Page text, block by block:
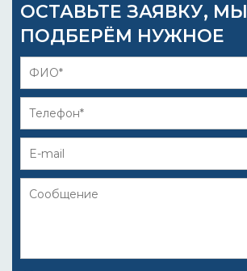
ОСТАВЬТЕ ЗАЯВКУ, МЫ
ПОДБЕРЁМ НУЖНОЕ